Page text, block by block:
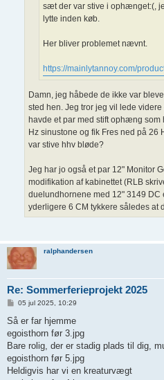
sæt der var stive i ophænget:(,
lytte inden køb.
Her bliver problemet nævnt.
https://mainlytannoy.com/
Damn, jeg håbede de ikke var
sted hen. Jeg tror jeg vil lede
havde et par med stift ophæng
Hz sinustone og fik Fres ned på 26
var stive hhv bløde?
Jeg har jo også et par 12" Monitor
modifikation af kabinettet (RLB
duelundhornene med 12" 3149 DC
yderligere 6 CM tykkere således at
ralphandersen
Re: Sommerferieprojekt 2025
d
æ
g
05 jul 2025, 10:29
Så er far hjemme
egoisthorn før 3.jpg
Bare rolig, der er stadig plads til dig,
egoisthorn før 5.jpg
Heldigvis har vi en kreaturvægt